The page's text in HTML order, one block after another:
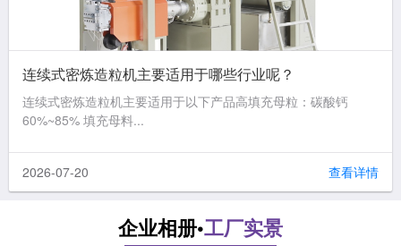
连续式密炼造粒机主要适用于哪些行业呢？
连续式密炼造粒机主要适用于以下产品高填充母粒：碳酸钙
60%~85% 填充母料...
2026-07-20 查看详情
企业相册•工厂实景